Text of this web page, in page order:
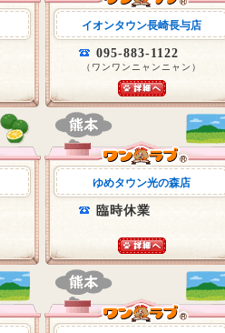
イオンタウン長崎長与店
095-883-1122
（ワンワンニャンニャン）
ゆめタウン光の森店
臨時休業